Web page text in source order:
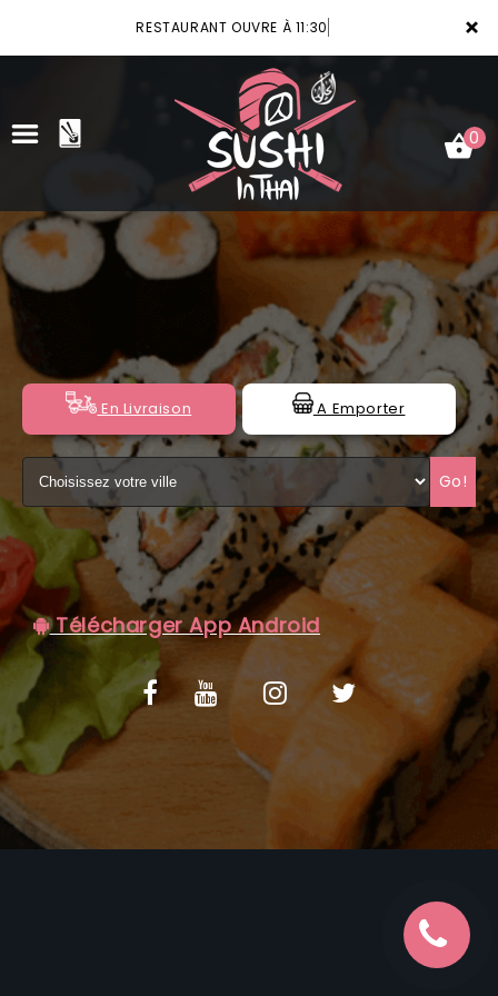
×
RESTAURANT OUVRE À 11:30
ACCUEIL
VOTRE COMPTE
NOTRE RESTAURANT
VOS AVIS
MENTIONS LÉGALES
C.G.V
0
En Livraison A Emporter
Go!
Télécharger App Android